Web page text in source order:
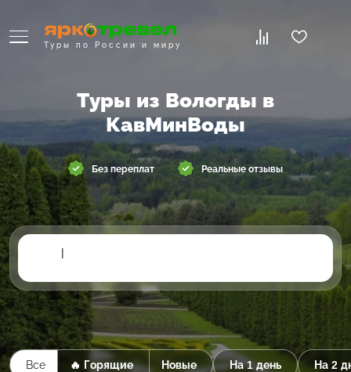
Туры по России и миру
Туры из Вологды в
КавМинВоды
Без переплат Реальные отзывы
|
Все 🔥 Горящие Новые На 1 день На 2